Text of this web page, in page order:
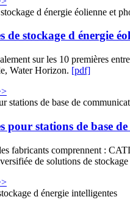
de stockage d énergie
sur les 10 premières
Water Horizon. [pdf]
pour stations de base
fabricants comprennent :
de solutions de stockage